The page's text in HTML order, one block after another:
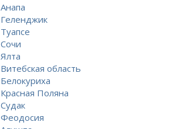
Анапа
Геленджик
Туапсе
Сочи
Ялта
Витебская область
Белокуриха
Красная Поляна
Судак
Феодосия